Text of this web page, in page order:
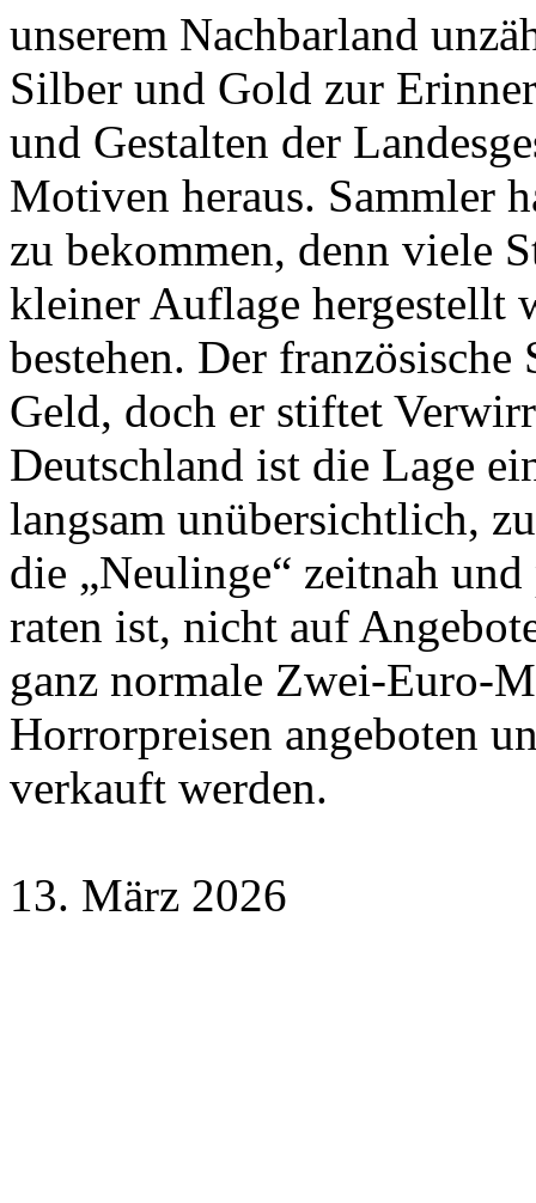
unserem Nachbarland
Silber und Gold zur
und Gestalten der
Motiven heraus. Sammler
zu bekommen, denn viele
kleiner Auflage hergestellt
bestehen. Der
Geld, doch er stiftet
Deutschland ist die Lage
langsam unübersichtlich,
die „Neulinge“ zeitnah
raten ist, nicht auf
ganz normale Zwei-Euro-
Horrorpreisen angeboten
verkauft werden.
13. März 2026